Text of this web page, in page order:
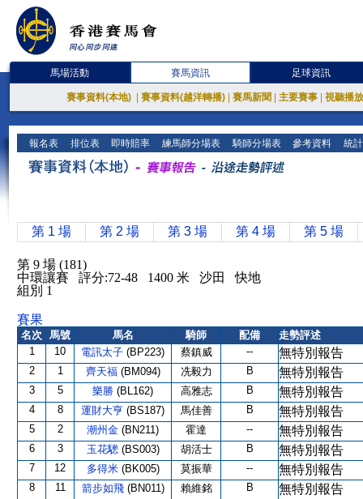
馬場活動 賽馬資訊 足球資訊
賽事資料(本地) 賽事資料(越洋轉播) 賽馬新聞 主要賽事 視聽播
報名表 排位表 即時賠率 練馬師分場表 騎師分場表 參考資料 統
第 1 場 第 2 場 第 3 場 第 4 場 第 5 場
第 9 場 (181)
中環讓賽 評分:72-48 1400 米 沙田 快地
組別 1
賽果
名次 馬號 馬名 騎師 配備
走勢評述
1
10 電訊太子 (BP223) 蔡鎮威 -- 無特別報告
2 1 齊天福 (BM094) 冼毅力 B 無特別報告
3 5 樂勝 (BL162) 高雅志 B 無特別報告
4 8 運財大亨 (BS187) 馬佳善 B 無特別報告
5 2 潮州金 (BN211) 霍達 -- 無特別報告
6 3 玉花驄 (BS003) 胡活士 B 無特別報告
7 12 多得米 (BK005) 莫振華 -- 無特別報告
8 11 箭步如飛 (BN011) 賴維銘 B 無特別報告